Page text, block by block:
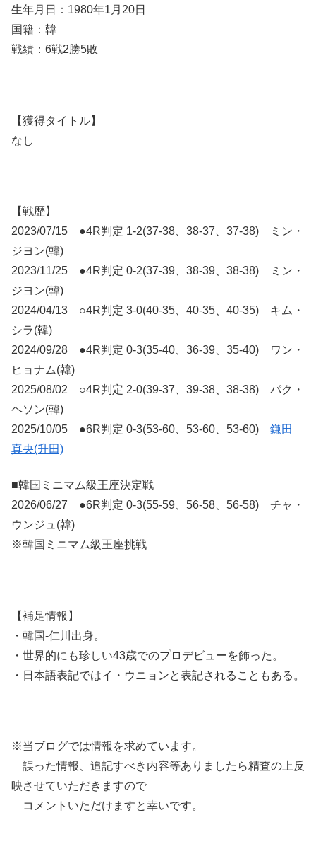
生年月日：1980年1月20日
国籍：韓
戦績：6戦2勝5敗
【獲得タイトル】
なし
【戦歴】
2023/07/15 ●4R判定 1-2(37-38、38-37、37-38) ミン・
ジヨン(韓)
2023/11/25 ●4R判定 0-2(37-39、38-39、38-38) ミン・
ジヨン(韓)
2024/04/13 ○4R判定 3-0(40-35、40-35、40-35) キム・
シラ(韓)
2024/09/28 ●4R判定 0-3(35-40、36-39、35-40) ワン・
ヒョナム(韓)
2025/08/02 ○4R判定 2-0(39-37、39-38、38-38) パク・
ヘソン(韓)
2025/10/05 ●6R判定 0-3(53-60、53-60、53-60) 鎌田
真央(升田)
■韓国ミニマム級王座決定戦
2026/06/27 ●6R判定 0-3(55-59、56-58、56-58) チャ・
ウンジュ(韓)
※韓国ミニマム級王座挑戦
【補足情報】
・韓国-仁川出身。
・世界的にも珍しい43歳でのプロデビューを飾った。
・日本語表記ではイ・ウニョンと表記されることもある。
※当ブログでは情報を求めています。
誤った情報、追記すべき内容等ありましたら精査の上反
映させていただきますので
コメントいただけますと幸いです。